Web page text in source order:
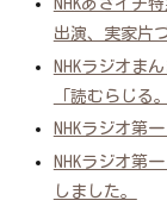
出演、実家片
NHKラジオま
「読むらじる
NHKラジオ第
NHKラジオ第
しました。